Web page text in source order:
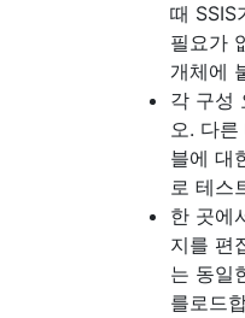
때 SSIS
필요가
개체에
각 구성
오. 다
블에 대
로 테스
한 곳에
지를 편
는 동일
를로드